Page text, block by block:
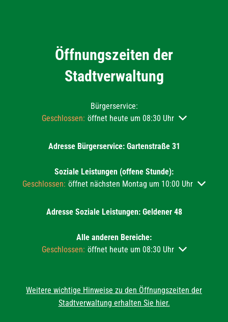
Öffnungszeiten der
Stadtverwaltung
Bürgerservice:
Klicken, um weitere Öffnungs- oder Schließzeiten
Geschlossen: öffnet heute um 08:30 Uhr
Adresse Bürgerservice: Gartenstraße 31
Soziale Leistungen (offene Stunde):
Klicken, um weitere Öffnungs- oder Schließzeiten
Geschlossen: öffnet nächsten Montag um 10:00 Uhr
Adresse Soziale Leistungen: Geldener 48
Alle anderen Bereiche:
Klicken, um weitere Öffnungs- oder Schließzeiten
Geschlossen: öffnet heute um 08:30 Uhr
Weitere wichtige Hinweise zu den Öffnungszeiten der
Stadtverwaltung erhalten Sie hier.